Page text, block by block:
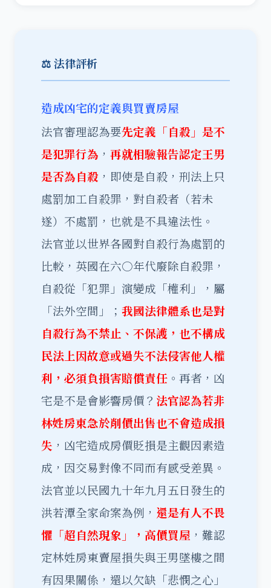
⚖️ 法律評析
造成凶宅的定義與買賣房屋
法官審理認為要先定義「自殺」是不
是犯罪行為 ， 再就相驗報告認定王男
是否為自殺 ，即使是自殺，刑法上只
處罰加工自殺罪，對自殺者（若未
遂）不處罰，也就是不具違法性。
法官並以世界各國對自殺行為處罰的
比較，英國在六○年代廢除自殺罪，
自殺從「犯罪」演變成「權利」，屬
「法外空間」； 我國法律體系也是對
自殺行為不禁止、不保護，也不構成
民法上因故意或過失不法侵害他人權
利，必須負損害賠償責任 。再者，凶
宅是不是會影響房價？ 法官認為若非
林姓房東急於削價出售也不會造成損
失 ，凶宅造成房價貶損是主觀因素造
成，因交易對像不同而有感受差異。
法官並以民國九十年九月五日發生的
洪若潭全家命案為例， 還是有人不畏
懼「超自然現象」，高價買屋 ，難認
定林姓房東賣屋損失與王男墜樓之間
有因果關係，還以欠缺「悲憫之心」